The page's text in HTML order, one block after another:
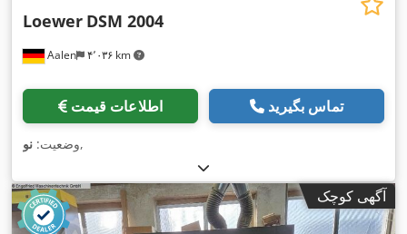
Aalen ۴٬۰۳۶ km
Loewer DSM 2004
اطلاعات قیمت تماس بگیرید
وضعیت: نو ,
آگهی کوچک